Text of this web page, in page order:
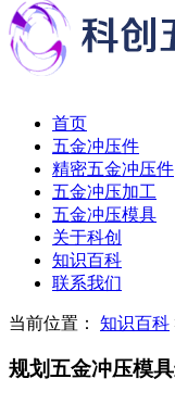
首页
五金冲压件
精密五金冲压件
五金冲压加工
五金冲压模具
关于科创
知识百科
联系我们
当前位置： 知识百科
规划五金冲压模